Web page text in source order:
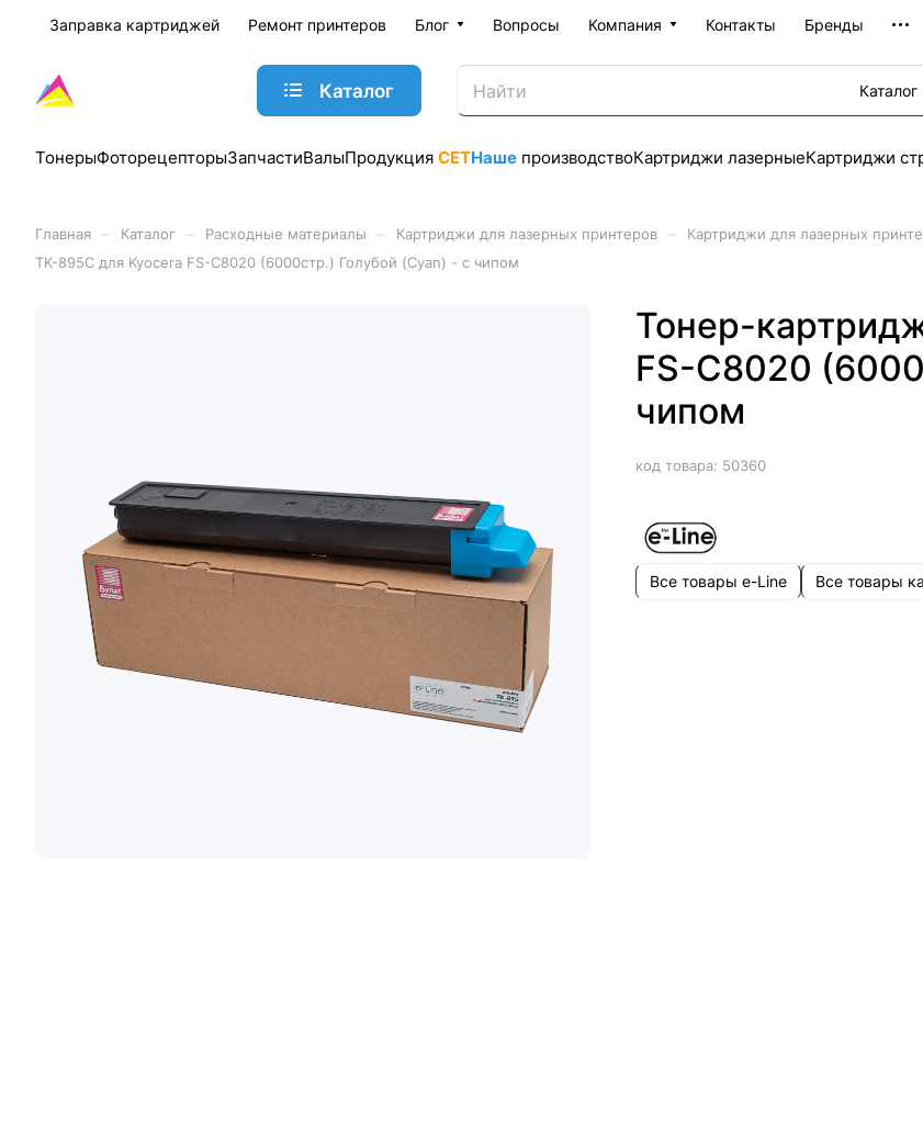
Заправка картриджей Ремонт принтеров Блог Вопросы Компания Контакты Бренды
Каталог
Каталог
ТонерыФоторецепторыЗапчастиВалыПродукция CETНаше производствоКартриджи лазерныеКартриджи
Главная Каталог Расходные материалы Картриджи для лазерных принтеров Картриджи для лазерных
TK-895C для Kyocera FS-C8020 (6000стр.) Голубой (Cyan) - с чипом
Тонер-
FS-C8020
чипом
код товара: 50360
Все товары e-Line Все товары